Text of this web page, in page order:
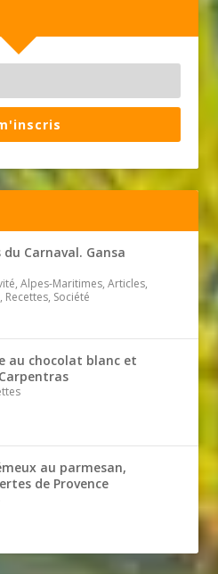
du Carnaval. Gansa
Alpes-Maritimes, Articles,
Recettes, Société
au chocolat blanc et
au parmesan,
de Provence